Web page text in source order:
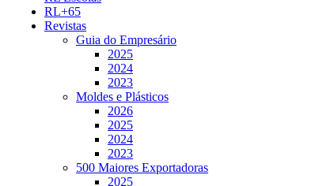
RL+65
Revistas
Guia do Empresário
2025
2024
2023
Moldes e Plásticos
2026
2025
2024
2023
500 Maiores Exportadoras
2025